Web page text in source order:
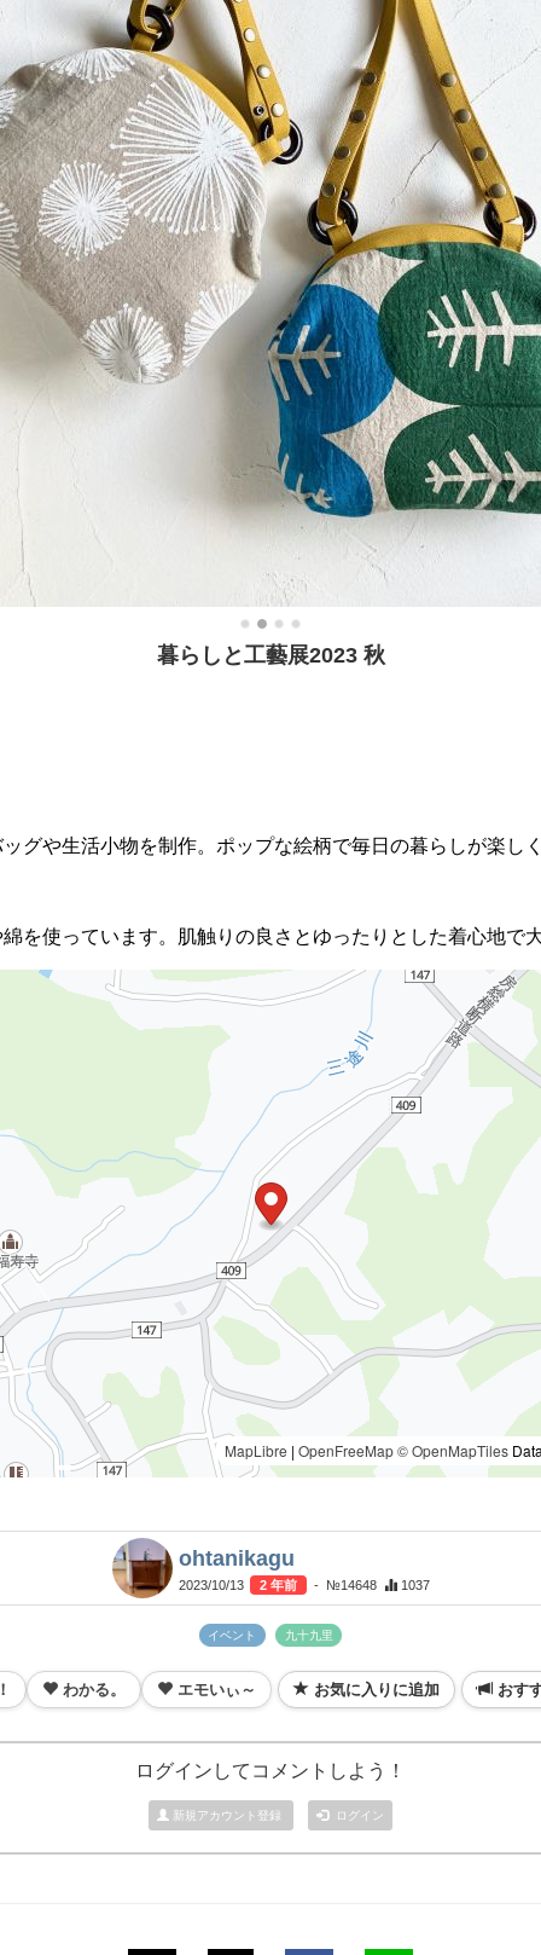
暮らしと工藝展2023 秋
グや生活小物を制作。ポップな絵柄で毎日の暮らしが楽しく
を使っています。肌触りの良さとゆったりとした着心地で大
MapLibre | OpenFreeMap© OpenMapTiles
ohtanikagu
2023/10/13 2 年前 - №14648 1037
イベント 九十九里
わかる。 エモいぃ～ お気に入りに追加 おす
ログインしてコメントしよう！
新規アカウント登録 ログイン